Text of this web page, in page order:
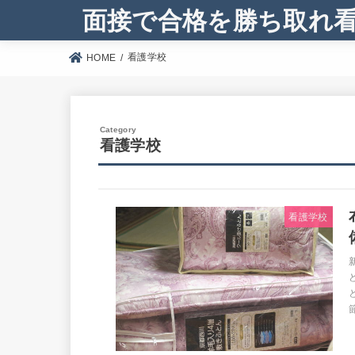
面接で合格を勝ち取れ
HOME 看護学校
看護学校
看護学校